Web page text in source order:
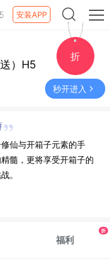
安装APP
）H5
折
秒开进入
仙与开箱子元素的手
髓，更将享受开箱子的
。
福利
折